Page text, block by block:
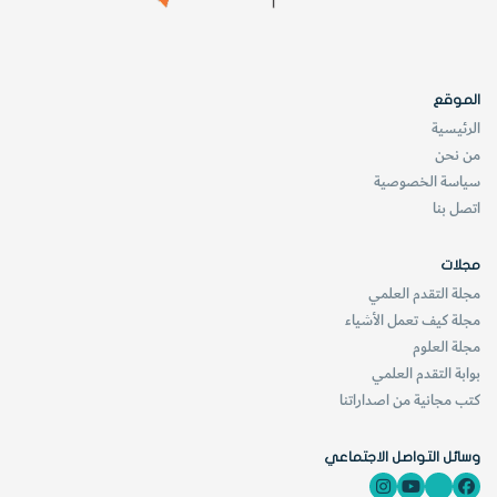
الموقع
الرئيسية
من نحن
سياسة الخصوصية
اتصل بنا
مجلات
مجلة التقدم العلمي
مجلة كيف تعمل الأشياء
مجلة العلوم
بوابة التقدم العلمي
كتب مجانية من اصداراتنا
وسائل التواصل الاجتماعي